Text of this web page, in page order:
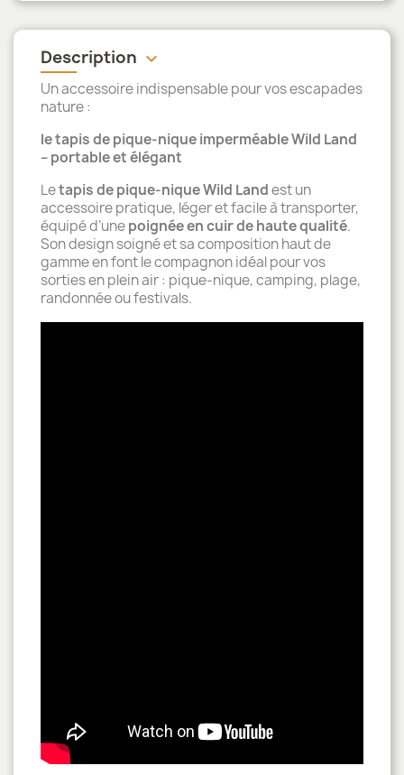
Description keyboard_arrow_down
Un accessoire indispensable pour vos escapades
nature :
le tapis de pique-nique imperméable Wild Land
– portable et élégant
Letapis de pique-nique Wild Landest un
accessoire pratique, léger et facile à transporter,
équipé d’unepoignée en cuir de haute qualité.
Son design soigné et sa composition haut de
gamme en font le compagnon idéal pour vos
sorties en plein air : pique-nique, camping, plage,
randonnée ou festivals.